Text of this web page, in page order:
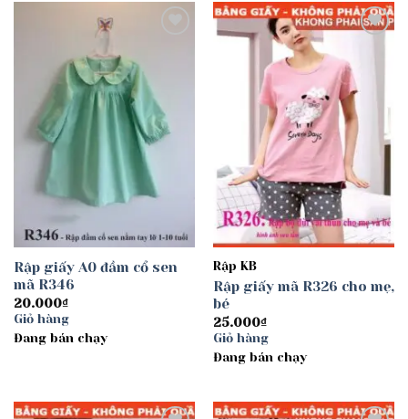
Rập giấy A0 đầm cổ sen
mã R346
20.000₫
Giỏ hàng
Đang bán chạy
wishlist
Rập KB
Rập giấy mã R326 cho mẹ,
bé
25.000₫
Giỏ hàng
Đang bán chạy